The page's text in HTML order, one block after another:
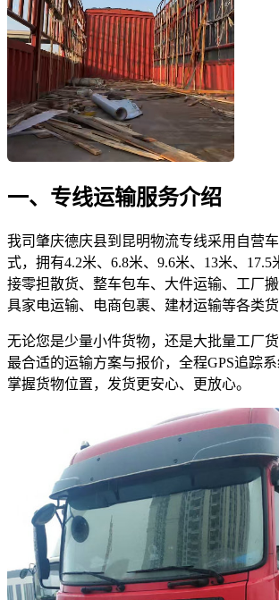
一、专线运输服务介绍
我司肇庆德庆县到昆明物流专线采用自营
式，拥有4.2米、6.8米、9.6米、13米、
接零担散货、整车包车、大件运输、工厂
具家电运输、电商包裹、建材运输等各类货
无论您是少量小件货物，还是大批量工厂
最合适的运输方案与报价，全程GPS追踪
掌握货物位置，发货更安心、更放心。